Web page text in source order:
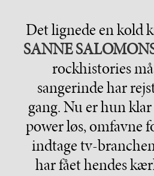
Det lignede en kold
SANNE
rockhistories
sangerinde har
gang. Nu er hun
power løs, omfavne
indtage tv-
har fået hendes